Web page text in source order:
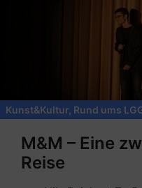
Kunst&Kultur Rund ums
M&M – Eine
Reise